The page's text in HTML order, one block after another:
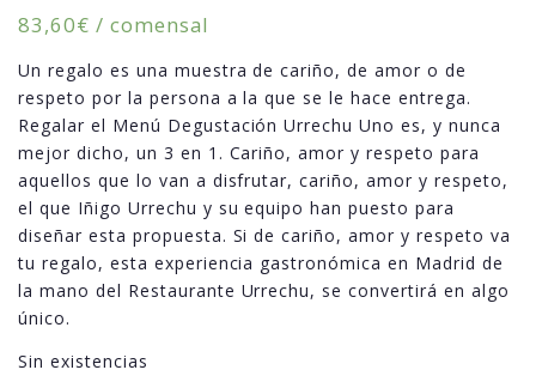
83,60€ / comensal
Un regalo es una muestra de cariño, de amor o de
respeto por la persona a la que se le hace entrega.
Regalar el Menú Degustación Urrechu Uno es, y nunca
mejor dicho, un 3 en 1. Cariño, amor y respeto para
aquellos que lo van a disfrutar, cariño, amor y respeto,
el que Iñigo Urrechu y su equipo han puesto para
diseñar esta propuesta. Si de cariño, amor y respeto va
tu regalo, esta experiencia gastronómica en Madrid de
la mano del Restaurante Urrechu, se convertirá en algo
único.
Sin existencias